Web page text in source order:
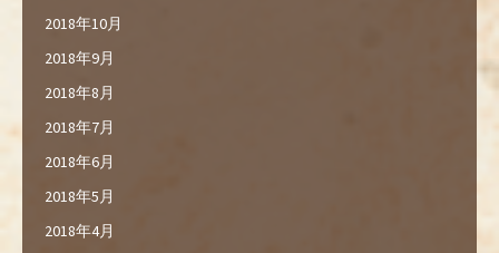
2018年10月
2018年9月
2018年8月
2018年7月
2018年6月
2018年5月
2018年4月